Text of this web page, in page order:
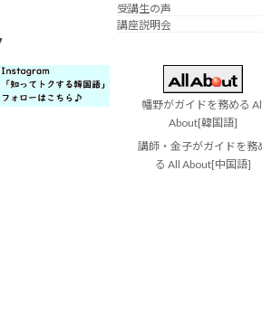
受講生の声
講座説明会
幡野がガイドを務める
About[韓国語]
講師・金子がガイドを務
る All About[中国語]